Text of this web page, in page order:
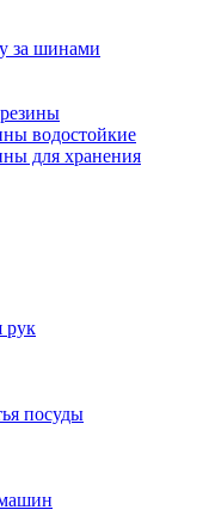
за шинами
водостойкие
для хранения
рук
посуды